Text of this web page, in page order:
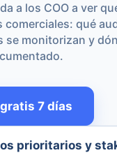
a los COO a ver
comerciales: qué
se monitorizan y
7 días
prioritarios y